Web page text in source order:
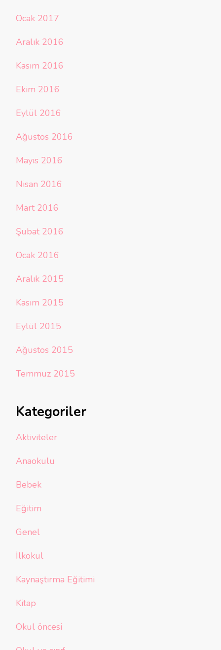
Ocak 2017
Aralık 2016
Kasım 2016
Ekim 2016
Eylül 2016
Ağustos 2016
Mayıs 2016
Nisan 2016
Mart 2016
Şubat 2016
Ocak 2016
Aralık 2015
Kasım 2015
Eylül 2015
Ağustos 2015
Temmuz 2015
Kategoriler
Aktiviteler
Anaokulu
Bebek
Eğitim
Genel
İlkokul
Kaynaştırma Eğitimi
Kitap
Okul öncesi